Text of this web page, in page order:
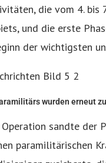
die vom 4. bis
und die erste
der wichtigsten
wurden erneut
sandte der
paramilitärischen